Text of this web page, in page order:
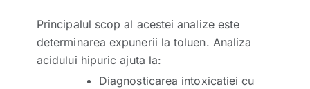
Principalul scop al acestei analize este
determinarea expunerii la toluen. Analiza
acidului hipuric ajuta la:
Diagnosticarea intoxicatiei cu